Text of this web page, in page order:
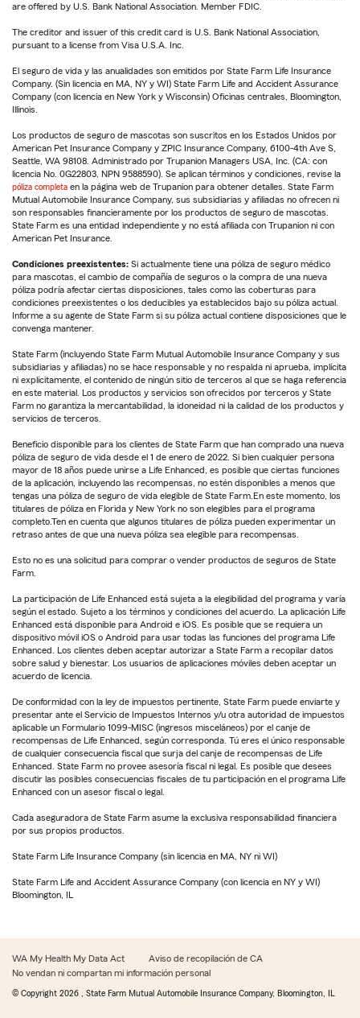
are offered by U.S. Bank National Association. Member FDIC.
The creditor and issuer of this credit card is U.S. Bank National Association,
pursuant to a license from Visa U.S.A. Inc.
El seguro de vida y las anualidades son emitidos por State Farm Life Insurance
Company. (Sin licencia en MA, NY y WI) State Farm Life and Accident Assurance
Company (con licencia en New York y Wisconsin) Oficinas centrales, Bloomington,
Illinois.
Los productos de seguro de mascotas son suscritos en los Estados Unidos por
American Pet Insurance Company y ZPIC Insurance Company, 6100-4th Ave S,
Seattle, WA 98108. Administrado por Trupanion Managers USA, Inc. (CA: con
licencia No. 0G22803, NPN 9588590). Se aplican términos y condiciones, revise la
póliza completa en la página web de Trupanion para obtener detalles. State Farm
Mutual Automobile Insurance Company, sus subsidiarias y afiliadas no ofrecen ni
son responsables financieramente por los productos de seguro de mascotas.
State Farm es una entidad independiente y no está afiliada con Trupanion ni con
American Pet Insurance.
Condiciones preexistentes: Si actualmente tiene una póliza de seguro médico
para mascotas, el cambio de compañía de seguros o la compra de una nueva
póliza podría afectar ciertas disposiciones, tales como las coberturas para
condiciones preexistentes o los deducibles ya establecidos bajo su póliza actual.
Informe a su agente de State Farm si su póliza actual contiene disposiciones que le
convenga mantener.
State Farm (incluyendo State Farm Mutual Automobile Insurance Company y sus
subsidiarias y afiliadas) no se hace responsable y no respalda ni aprueba, implícita
ni explícitamente, el contenido de ningún sitio de terceros al que se haga referencia
en este material. Los productos y servicios son ofrecidos por terceros y State
Farm no garantiza la mercantabilidad, la idoneidad ni la calidad de los productos y
servicios de terceros.
Beneficio disponible para los clientes de State Farm que han comprado una nueva
póliza de seguro de vida desde el 1 de enero de 2022. Si bien cualquier persona
mayor de 18 años puede unirse a Life Enhanced, es posible que ciertas funciones
de la aplicación, incluyendo las recompensas, no estén disponibles a menos que
tengas una póliza de seguro de vida elegible de State Farm.En este momento, los
titulares de póliza en Florida y New York no son elegibles para el programa
completo.Ten en cuenta que algunos titulares de póliza pueden experimentar un
retraso antes de que una nueva póliza sea elegible para recompensas.
Esto no es una solicitud para comprar o vender productos de seguros de State
Farm.
La participación de Life Enhanced está sujeta a la elegibilidad del programa y varía
según el estado. Sujeto a los términos y condiciones del acuerdo. La aplicación Life
Enhanced está disponible para Android e iOS. Es posible que se requiera un
dispositivo móvil iOS o Android para usar todas las funciones del programa Life
Enhanced. Los clientes deben aceptar autorizar a State Farm a recopilar datos
sobre salud y bienestar. Los usuarios de aplicaciones móviles deben aceptar un
acuerdo de licencia.
De conformidad con la ley de impuestos pertinente, State Farm puede enviarte y
presentar ante el Servicio de Impuestos Internos y/u otra autoridad de impuestos
aplicable un Formulario 1099-MISC (ingresos misceláneos) por el canje de
recompensas de Life Enhanced, según corresponda. Tú eres el único responsable
de cualquier consecuencia fiscal que surja del canje de recompensas de Life
Enhanced. State Farm no provee asesoría fiscal ni legal. Es posible que desees
discutir las posibles consecuencias fiscales de tu participación en el programa Life
Enhanced con un asesor fiscal o legal.
Cada aseguradora de State Farm asume la exclusiva responsabilidad financiera
por sus propios productos.
State Farm Life Insurance Company (sin licencia en MA, NY ni WI)
State Farm Life and Accident Assurance Company (con licencia en NY y WI)
Bloomington, IL
WA My Health My Data Act
Aviso de recopilación de CA
No vendan ni compartan mi información personal
© Copyright 2026 , State Farm Mutual Automobile Insurance Company, Bloomington, IL